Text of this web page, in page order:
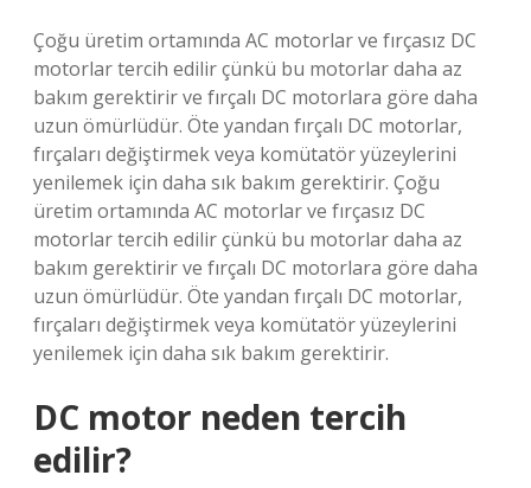
Çoğu üretim ortamında AC motorlar ve fırçasız DC
motorlar tercih edilir çünkü bu motorlar daha az
bakım gerektirir ve fırçalı DC motorlara göre daha
uzun ömürlüdür. Öte yandan fırçalı DC motorlar,
fırçaları değiştirmek veya komütatör yüzeylerini
yenilemek için daha sık bakım gerektirir. Çoğu
üretim ortamında AC motorlar ve fırçasız DC
motorlar tercih edilir çünkü bu motorlar daha az
bakım gerektirir ve fırçalı DC motorlara göre daha
uzun ömürlüdür. Öte yandan fırçalı DC motorlar,
fırçaları değiştirmek veya komütatör yüzeylerini
yenilemek için daha sık bakım gerektirir.
DC motor neden tercih
edilir?